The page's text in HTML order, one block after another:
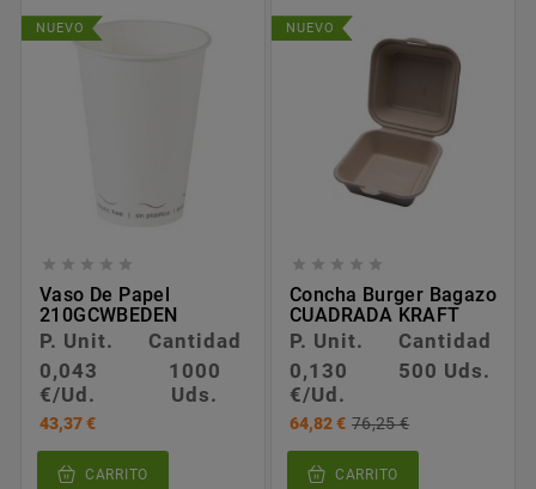
NUEVO
    
Vaso De Papel
210GCWBEDEN
P. Unit.
Cantidad
0,043
€/Ud.
1000
Uds.
43,37 €
CARRITO
NUEVO
    
Concha Burger Bagazo
CUADRADA KRAFT
P. Unit.
Cantidad
0,130
€/Ud.
500 Uds.
64,82 € 76,25 €
CARRITO